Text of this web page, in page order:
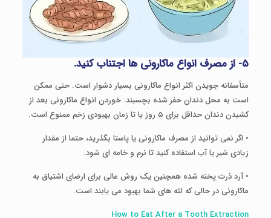
۵- از مصرف انواع ماکارونی ها اجتناب کنید.
متأسفانه جویدن اکثر انواع ماکارونی بسیار دشوار است. حتی ممکن
است به محل دندان حفر شده بچسبند. خوردن انواع ماکارونی بعد از
کشیدن دندان حداقل برای ۵ روز یا تا زمان بهبودی زخم ممنوع است.
• اگر نمی توانید از مصرف ماکارونی یا پاستا بگذرید، حتما از مقدار
زیادی شیر یا آب استفاده کنید تا نرم و خامه ای شود.
• آرد ذرت پخته شده همچنین یک روش عالی برای ارضای اشتیاق به
ماکارونی در حالی که لثه های شما بهبود می یابند است.
How to Eat After a Tooth Extraction